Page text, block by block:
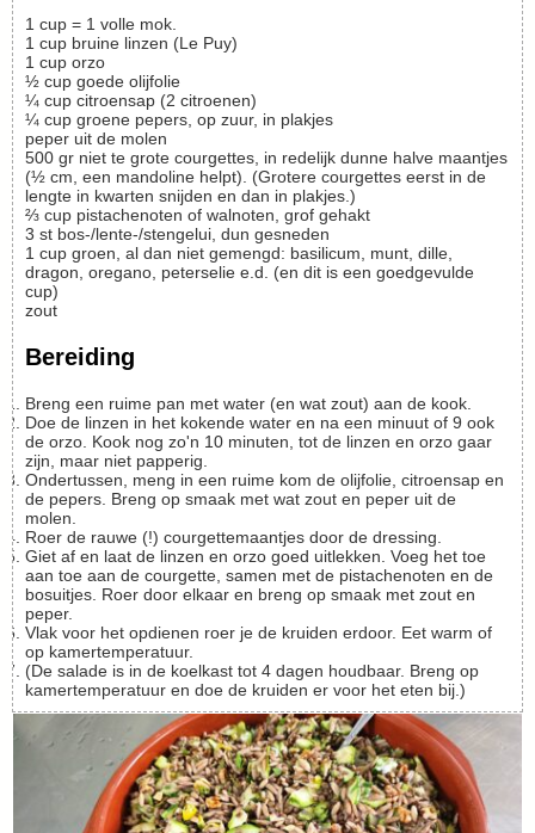
1 cup = 1 volle mok.
1 cup bruine linzen (Le Puy)
1 cup orzo
½ cup goede olijfolie
¼ cup citroensap (2 citroenen)
¼ cup groene pepers, op zuur, in plakjes
peper uit de molen
500 gr niet te grote courgettes, in redelijk dunne halve maantjes
(½ cm, een mandoline helpt). (Grotere courgettes eerst in de
lengte in kwarten snijden en dan in plakjes.)
⅔ cup pistachenoten of walnoten, grof gehakt
3 st bos-/lente-/stengelui, dun gesneden
1 cup groen, al dan niet gemengd: basilicum, munt, dille,
dragon, oregano, peterselie e.d. (en dit is een goedgevulde
cup)
zout
Bereiding
Breng een ruime pan met water (en wat zout) aan de kook.
Doe de linzen in het kokende water en na een minuut of 9 ook
de orzo. Kook nog zo'n 10 minuten, tot de linzen en orzo gaar
zijn, maar niet papperig.
Ondertussen, meng in een ruime kom de olijfolie, citroensap en
de pepers. Breng op smaak met wat zout en peper uit de
molen.
Roer de rauwe (!) courgettemaantjes door de dressing.
Giet af en laat de linzen en orzo goed uitlekken. Voeg het toe
aan toe aan de courgette, samen met de pistachenoten en de
bosuitjes. Roer door elkaar en breng op smaak met zout en
peper.
Vlak voor het opdienen roer je de kruiden erdoor. Eet warm of
op kamertemperatuur.
(De salade is in de koelkast tot 4 dagen houdbaar. Breng op
kamertemperatuur en doe de kruiden er voor het eten bij.)